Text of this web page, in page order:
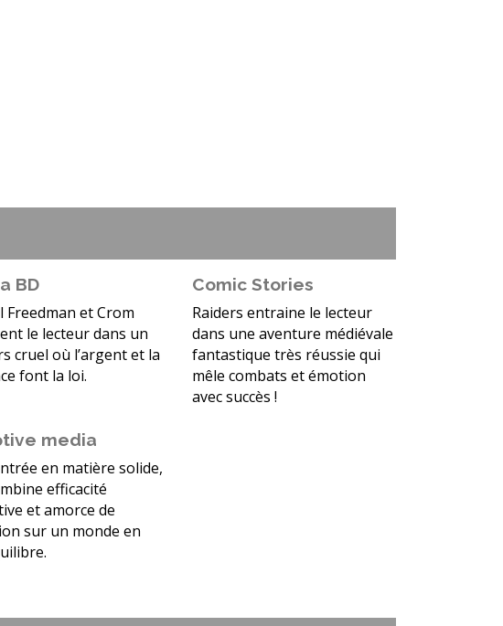
BD
Freedman et Crom
le lecteur dans un
cruel où l’argent et la
font la loi.
Comic Stories
Raiders entraine le lecteur
dans une aventure médiévale
fantastique très réussie qui
mêle combats et émotion
avec succès !
media
en matière solide,
efficacité
et amorce de
sur un monde en